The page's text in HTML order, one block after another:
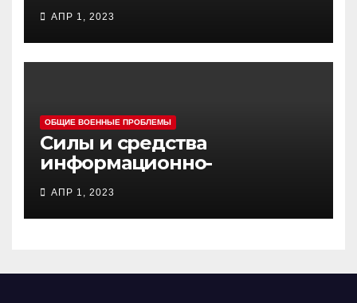
АПР 1, 2023
ОБЩИЕ ВОЕННЫЕ ПРОБЛЕМЫ
Силы и средства
информационно-
психологических операций
вооруженных сил Украины
АПР 1, 2023